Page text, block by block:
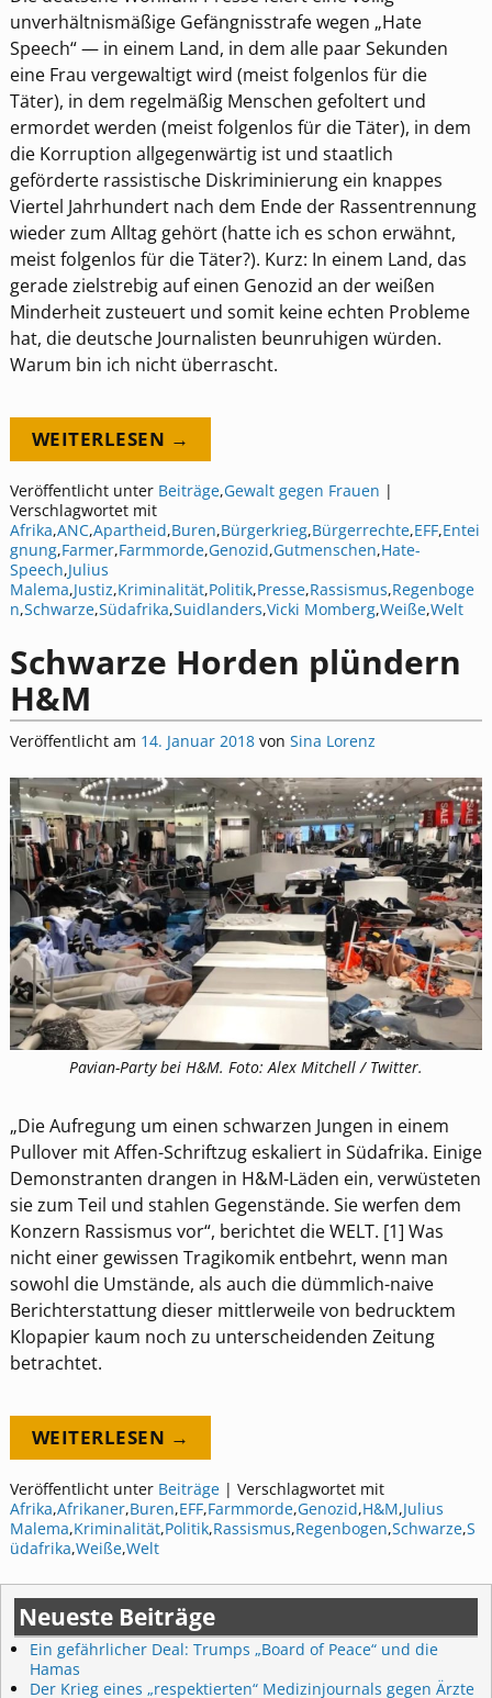
unverhältnismäßige Gefängnisstrafe wegen „Hate
Speech“ — in einem Land, in dem alle paar Sekunden
eine Frau vergewaltigt wird (meist folgenlos für die
Täter), in dem regelmäßig Menschen gefoltert und
ermordet werden (meist folgenlos für die Täter), in dem
die Korruption allgegenwärtig ist und staatlich
geförderte rassistische Diskriminierung ein knappes
Viertel Jahrhundert nach dem Ende der Rassentrennung
wieder zum Alltag gehört (hatte ich es schon erwähnt,
meist folgenlos für die Täter?). Kurz: In einem Land, das
gerade zielstrebig auf einen Genozid an der weißen
Minderheit zusteuert und somit keine echten Probleme
hat, die deutsche Journalisten beunruhigen würden.
Warum bin ich nicht überrascht.
WEITERLESEN →
Veröffentlicht unter Beiträge,Gewalt gegen Frauen |
Verschlagwortet mit
Afrika,ANC,Apartheid,Buren,Bürgerkrieg,Bürgerrechte,EFF,Entei
gnung,Farmer,Farmmorde,Genozid,Gutmenschen,Hate-
Speech,Julius
Malema,Justiz,Kriminalität,Politik,Presse,Rassismus,Regenboge
n,Schwarze,Südafrika,Suidlanders,Vicki Momberg,Weiße,Welt
Schwarze Horden plündern
H&M
Veröffentlicht am 14. Januar 2018 von Sina Lorenz
Pavian-Party bei H&M. Foto: Alex Mitchell / Twitter.
„Die Aufregung um einen schwarzen Jungen in einem
Pullover mit Affen-Schriftzug eskaliert in Südafrika. Einige
Demonstranten drangen in H&M-Läden ein, verwüsteten
sie zum Teil und stahlen Gegenstände. Sie werfen dem
Konzern Rassismus vor“, berichtet die WELT. [1] Was
nicht einer gewissen Tragikomik entbehrt, wenn man
sowohl die Umstände, als auch die dümmlich-naive
Berichterstattung dieser mittlerweile von bedrucktem
Klopapier kaum noch zu unterscheidenden Zeitung
betrachtet.
WEITERLESEN →
Veröffentlicht unter Beiträge| Verschlagwortet mit
Afrika,Afrikaner,Buren,EFF,Farmmorde,Genozid,H&M,Julius
Malema,Kriminalität,Politik,Rassismus,Regenbogen,Schwarze,S
üdafrika,Weiße,Welt
Neueste Beiträge
Ein gefährlicher Deal: Trumps „Board of Peace“ und die
Hamas
Der Krieg eines „respektierten“ Medizinjournals gegen Ärzte